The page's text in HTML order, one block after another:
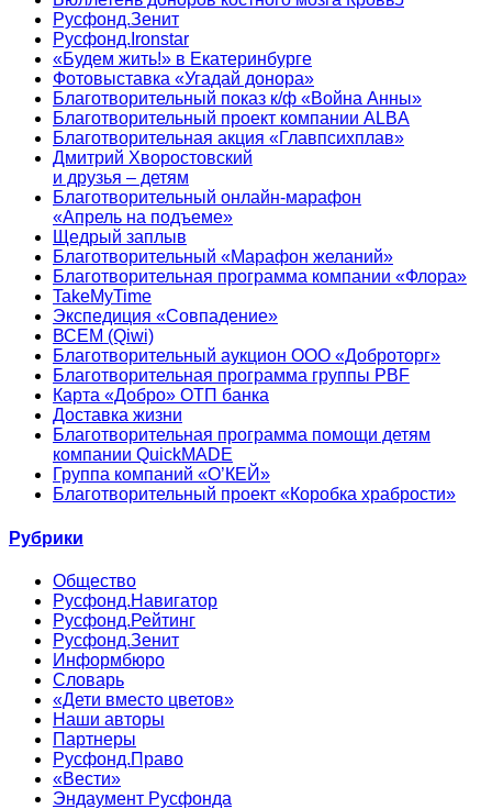
Русфонд.Зенит
Русфонд.Ironstar
«Будем жить!» в Екатеринбурге
Фотовыставка «Угадай донора»
Благотворительный показ к/ф «Война Анны»
Благотворительный проект компании ALBA
Благотворительная акция «Главпсихплав»
Дмитрий Хворостовский
и друзья – детям
Благотворительный онлайн‑марафон
«Апрель на подъеме»
Щедрый заплыв
Благотворительный «Марафон желаний»
Благотворительная программа компании «Флора»
TakeMyTime
Экспедиция «Совпадение»
ВСЕМ (Qiwi)
Благотворительный аукцион ООО «Доброторг»
Благотворительная программа группы PBF
Карта «Добро» ОТП банка
Доставка жизни
Благотворительная программа помощи детям
компании QuickMADE
Группа компаний «О’КЕЙ»
Благотворительный проект «Коробка храбрости»
Рубрики
Общество
Русфонд.Навигатор
Русфонд.Рейтинг
Русфонд.Зенит
Информбюро
Словарь
«Дети вместо цветов»
Наши авторы
Партнеры
Русфонд.Право
«Вести»
Эндаумент Русфонда